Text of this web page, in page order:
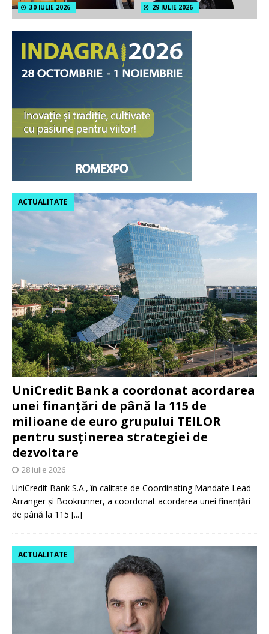
30 IULIE 2026 29 IULIE 2026
UniCredit Bank a coordonat acordarea
unei finanțări de până la 115 de
milioane de euro grupului TEILOR
pentru susținerea strategiei de
dezvoltare
ACTUALITATE
28 iulie 2026
UniCredit Bank S.A., în calitate de Coordinating Mandate Lead
Arranger și Bookrunner, a coordonat acordarea unei finanțări
de până la 115 [...]
ACTUALITATE